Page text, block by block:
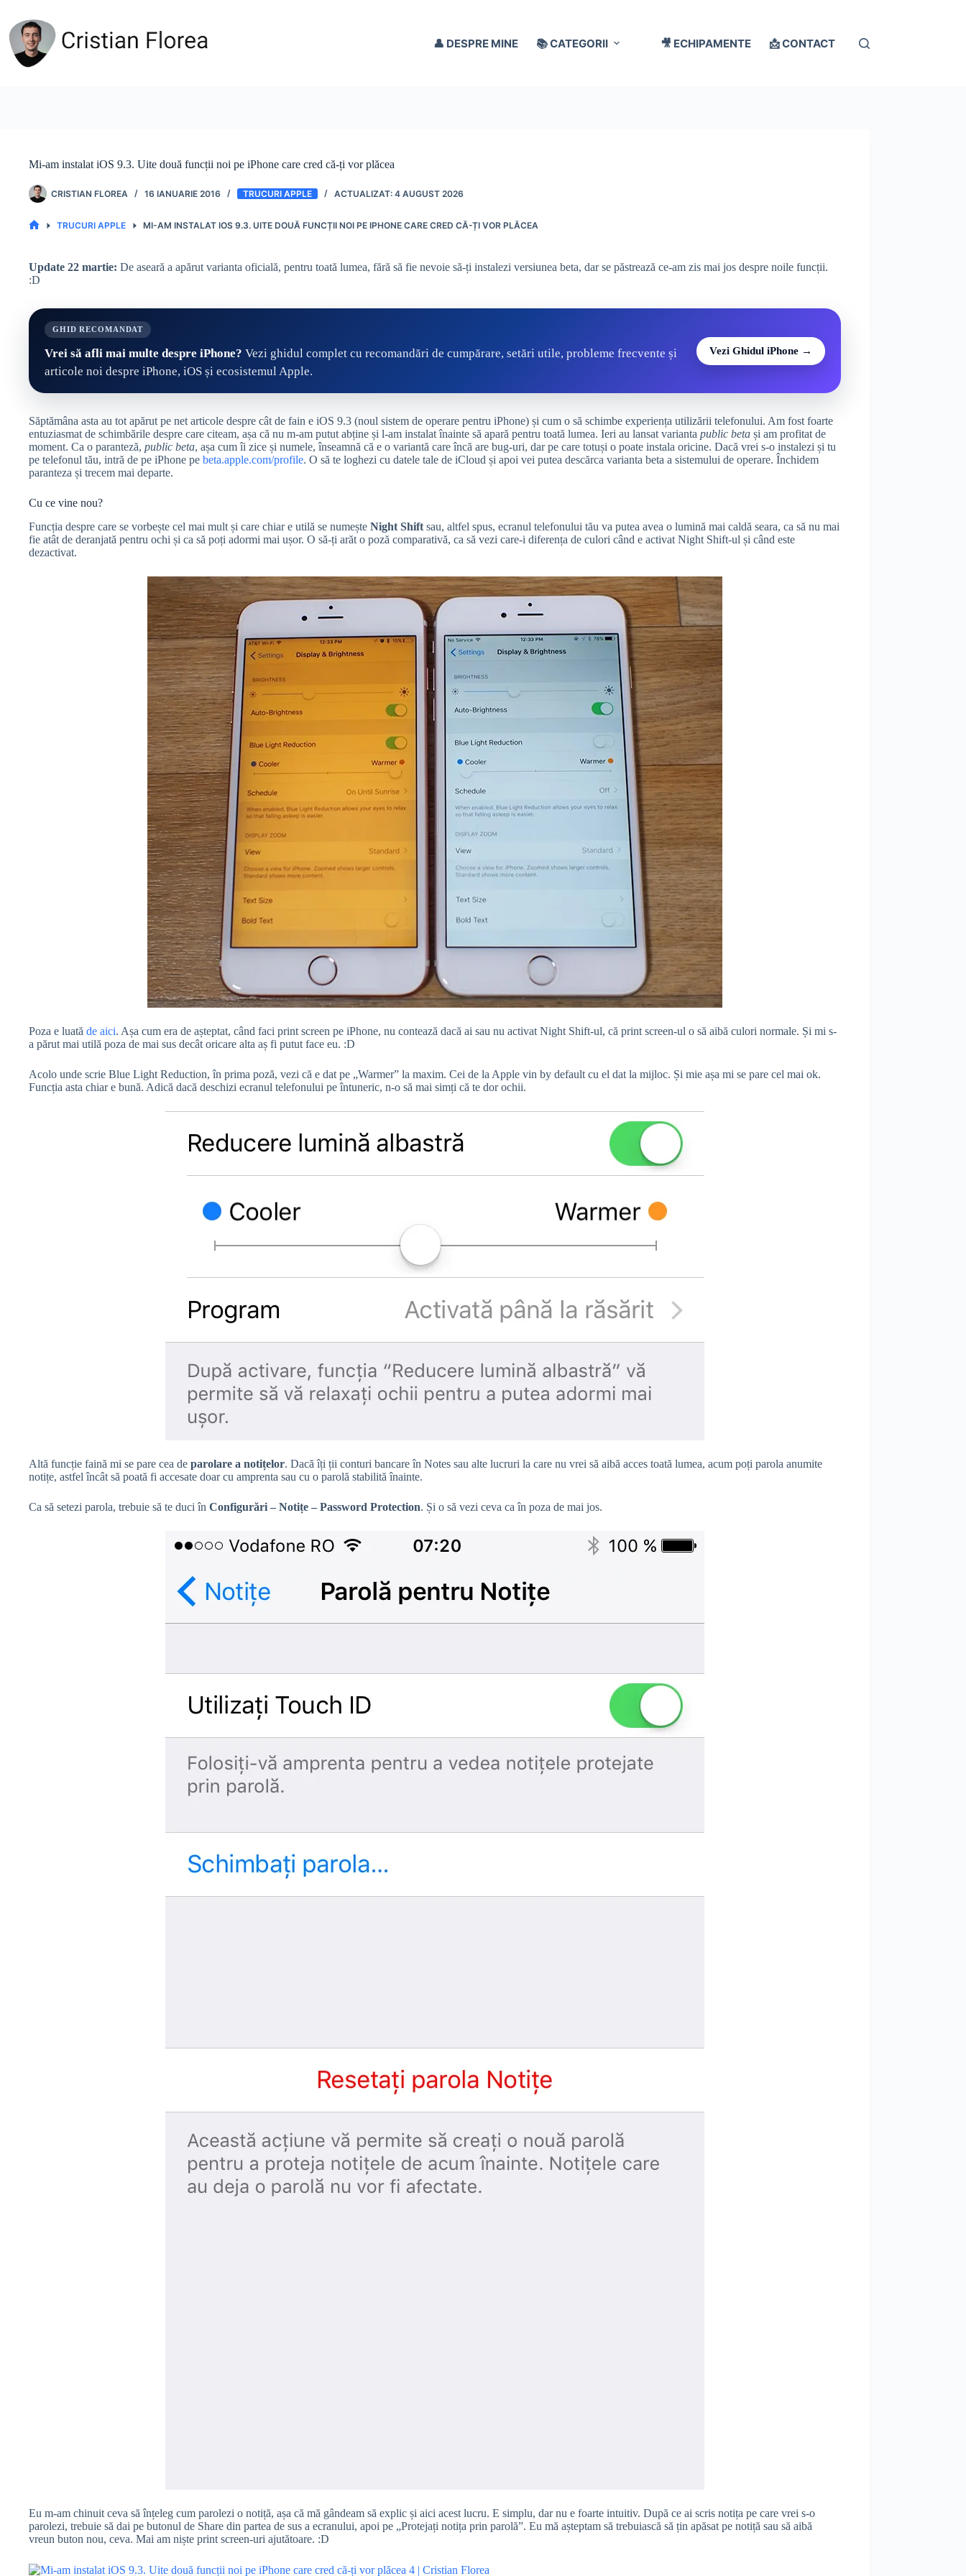
conținut
👤 DESPRE MINE 📚 CATEGORII 🎥 ECHIPAMENTE 📩 CONTACT
Mi-am instalat iOS 9.3. Uite două funcții noi pe iPhone care cred că-ți vor plăcea
CRISTIAN FLOREA 16 IANUARIE 2016 TRUCURI APPLE 4 AUGUST 2026
TRUCURI APPLE MI-AM INSTALAT IOS 9.3. UITE DOUĂ FUNCȚII NOI PE IPHONE CARE CRED CĂ-ȚI VOR PLĂCEA
Update 22 martie: De aseară a apărut varianta oficială, pentru toată lumea, fără să fie nevoie să-ți instalezi versiunea beta, dar se păstrează ce-am zis mai jos despre noile funcții.
:D
GHID RECOMANDAT
Vrei să afli mai multe despre iPhone? Vezi ghidul complet cu recomandări de cumpărare, setări utile, probleme frecvente și
articole noi despre iPhone, iOS și ecosistemul Apple.
Vezi Ghidul iPhone →
Săptămâna asta au tot apărut pe net articole despre cât de fain e iOS 9.3 (noul sistem de operare pentru iPhone) și cum o să schimbe experiența utilizării telefonului. Am fost foarte
entuziasmat de schimbările despre care citeam, așa că nu m-am putut abține și l-am instalat înainte să apară pentru toată lumea. Ieri au lansat varianta public beta și am profitat de
moment. Ca o paranteză, public beta, așa cum îi zice și numele, înseamnă că e o variantă care încă are bug-uri, dar pe care totuși o poate instala oricine. Dacă vrei s-o instalezi și tu
pe telefonul tău, intră de pe iPhone pe beta.apple.com/profile. O să te loghezi cu datele tale de iCloud și apoi vei putea descărca varianta beta a sistemului de operare. Închidem
paranteza și trecem mai departe.
Cu ce vine nou?
Funcția despre care se vorbește cel mai mult și care chiar e utilă se numește Night Shift sau, altfel spus, ecranul telefonului tău va putea avea o lumină mai caldă seara, ca să nu mai
fie atât de deranjată pentru ochi și ca să poți adormi mai ușor. O să-ți arăt o poză comparativă, ca să vezi care-i diferența de culori când e activat Night Shift-ul și când este
dezactivat.
Poza e luată de aici. Așa cum era de așteptat, când faci print screen pe iPhone, nu contează dacă ai sau nu activat Night Shift-ul, că print screen-ul o să aibă culori normale. Și mi s-
a părut mai utilă poza de mai sus decât oricare alta aș fi putut face eu. :D
Acolo unde scrie Blue Light Reduction, în prima poză, vezi că e dat pe „Warmer” la maxim. Cei de la Apple vin by default cu el dat la mijloc. Și mie așa mi se pare cel mai ok.
Funcția asta chiar e bună. Adică dacă deschizi ecranul telefonului pe întuneric, n-o să mai simți că te dor ochii.
Altă funcție faină mi se pare cea de parolare a notițelor. Dacă îți ții conturi bancare în Notes sau alte lucruri la care nu vrei să aibă acces toată lumea, acum poți parola anumite
notițe, astfel încât să poată fi accesate doar cu amprenta sau cu o parolă stabilită înainte.
Ca să setezi parola, trebuie să te duci în Configurări – Notițe – Password Protection. Și o să vezi ceva ca în poza de mai jos.
Eu m-am chinuit ceva să înțeleg cum parolezi o notiță, așa că mă gândeam să explic și aici acest lucru. E simplu, dar nu e foarte intuitiv. După ce ai scris notița pe care vrei s-o
parolezi, trebuie să dai pe butonul de Share din partea de sus a ecranului, apoi pe „Protejați notița prin parolă”. Eu mă așteptam să trebuiască să țin apăsat pe notiță sau să aibă
vreun buton nou, ceva. Mai am niște print screen-uri ajutătoare. :D